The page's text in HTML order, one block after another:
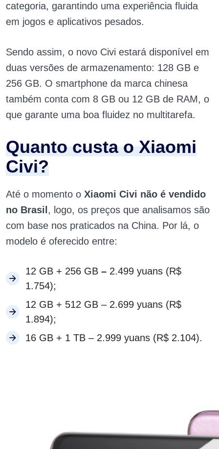
categoria, garantindo uma experiência fluida
em jogos e aplicativos pesados.
Sendo assim, o novo Civi estará disponível em
duas versões de armazenamento: 128 GB e
256 GB. O smartphone da marca chinesa
também conta com 8 GB ou 12 GB de RAM, o
que garante uma boa fluidez no multitarefa.
Quanto custa o Xiaomi
Civi?
Até o momento o Xiaomi Civi não é vendido
no Brasil , logo, os preços que analisamos são
com base nos praticados na China. Por lá, o
modelo é oferecido entre:
12 GB + 256 GB – 2.499 yuans (R$
1.754);
12 GB + 512 GB – 2.699 yuans (R$
1.894);
16 GB + 1 TB – 2.999 yuans (R$ 2.104).